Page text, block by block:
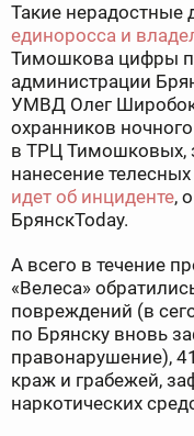
Такие нерадостные
единоросса и
Тимошкова цифры
администрации
УМВД Олег
охранников
в ТРЦ Тимошковых,
нанесение
идет об инциденте,
БрянскToday.
А всего в течение
«Велеса»
повреждений (в
по Брянску вновь
правонарушение),
краж и грабежей,
наркотических